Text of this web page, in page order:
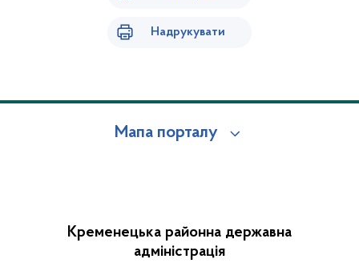
Надрукувати
Мапа порталу
Кременецька районна державна
адміністрація